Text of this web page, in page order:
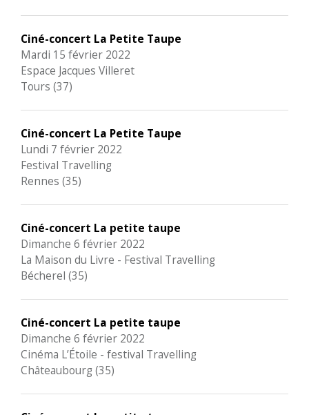
Ciné-concert La Petite Taupe
Mardi 15 février 2022
Espace Jacques Villeret
Tours (37)
Ciné-concert La Petite Taupe
Lundi 7 février 2022
Festival Travelling
Rennes (35)
Ciné-concert La petite taupe
Dimanche 6 février 2022
La Maison du Livre - Festival Travelling
Bécherel (35)
Ciné-concert La petite taupe
Dimanche 6 février 2022
Cinéma L’Étoile - festival Travelling
Châteaubourg (35)